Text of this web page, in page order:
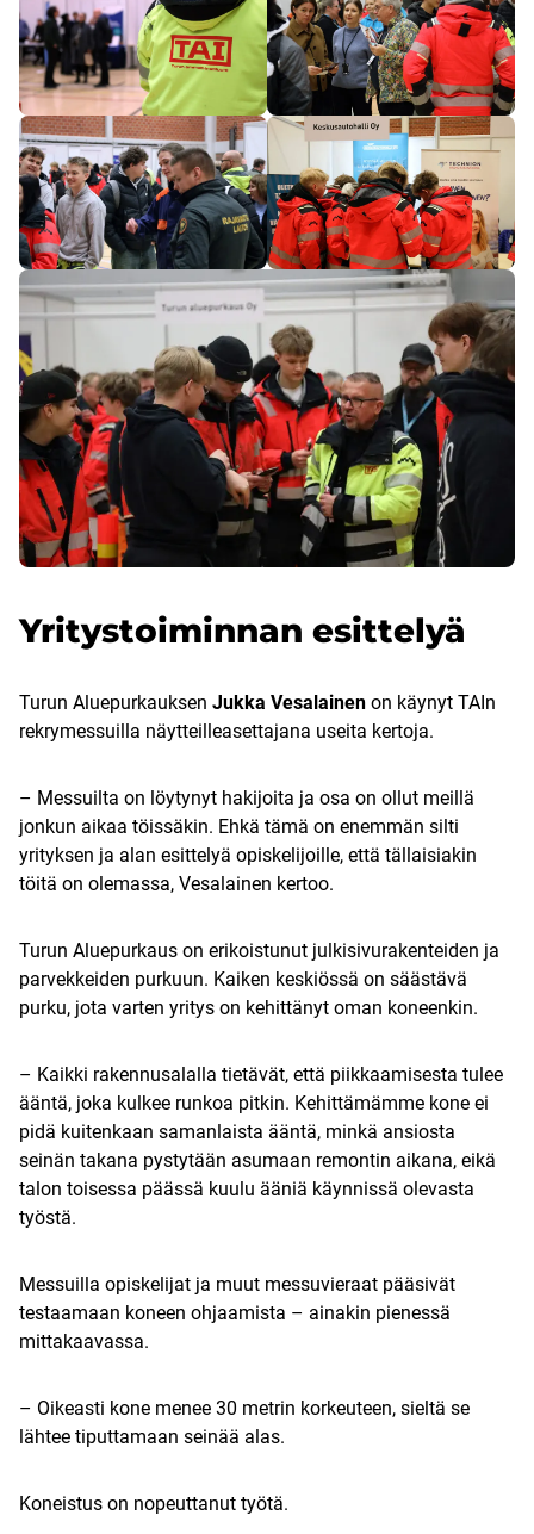
Yritystoiminnan esittelyä
Turun Aluepurkauksen Jukka Vesalainen on käynyt TAIn
rekrymessuilla näytteilleasettajana useita kertoja.
– Messuilta on löytynyt hakijoita ja osa on ollut meillä
jonkun aikaa töissäkin. Ehkä tämä on enemmän silti
yrityksen ja alan esittelyä opiskelijoille, että tällaisiakin
töitä on olemassa, Vesalainen kertoo.
Turun Aluepurkaus on erikoistunut julkisivurakenteiden ja
parvekkeiden purkuun. Kaiken keskiössä on säästävä
purku, jota varten yritys on kehittänyt oman koneenkin.
– Kaikki rakennusalalla tietävät, että piikkaamisesta tulee
ääntä, joka kulkee runkoa pitkin. Kehittämämme kone ei
pidä kuitenkaan samanlaista ääntä, minkä ansiosta
seinän takana pystytään asumaan remontin aikana, eikä
talon toisessa päässä kuulu ääniä käynnissä olevasta
työstä.
Messuilla opiskelijat ja muut messuvieraat pääsivät
testaamaan koneen ohjaamista – ainakin pienessä
mittakaavassa.
– Oikeasti kone menee 30 metrin korkeuteen, sieltä se
lähtee tiputtamaan seinää alas.
Koneistus on nopeuttanut työtä.